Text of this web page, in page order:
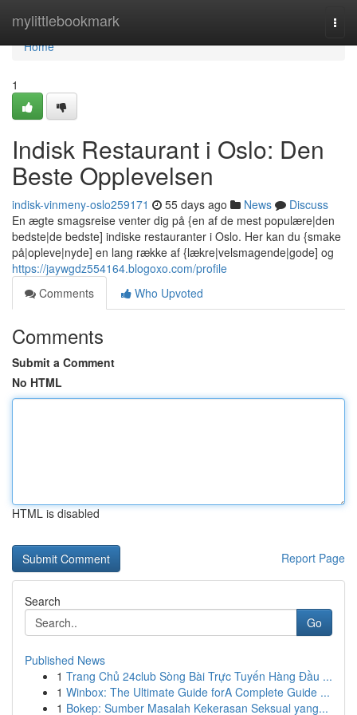
mylittlebookmark
Home
Home
1
Indisk Restaurant i Oslo: Den
Beste Opplevelsen
indisk-vinmeny-oslo259171 55 days ago News
Discuss
En ægte smagsreise venter dig på {en af de mest populære|den
bedste|de bedste] indiske restauranter i Oslo. Her kan du {smake
på|opleve|nyde] en lang række af {lækre|velsmagende|gode] og
https://jaywgdz554164.blogoxo.com/profile
Comments
Who Upvoted
Comments
Submit a Comment
No HTML
HTML is disabled
Report Page
Search
Go
Published News
1 Trang Chủ 24club Sòng Bài Trực Tuyến Hàng Đầu ...
1 Winbox: The Ultimate Guide forA Complete Guide ...
1 Bokep: Sumber Masalah Kekerasan Seksual yang...